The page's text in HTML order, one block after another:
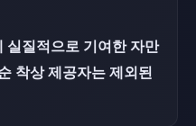
실질적으로 기여한 자만
착상 제공자는 제외된